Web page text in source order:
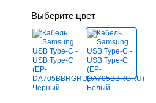
Выберите цвет